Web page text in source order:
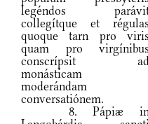
legéndos
collegítque et régulas
quoque tarn pro viris
quam pro virgínibus
conscrípsit
monásticam
moderándam
conversatiónem.
8. Pápiæ